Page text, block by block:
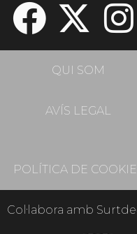
QUI SOM
AVÍS LEGAL
POLÍTICA DE
Col·labora amb